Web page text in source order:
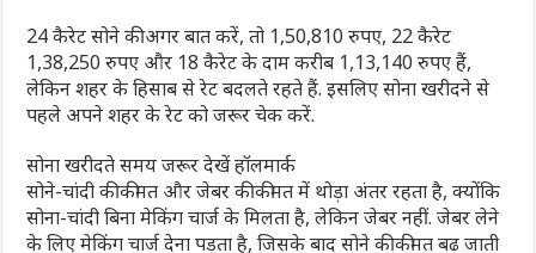
24 कैरेट सोने की अगर बात करें, तो 1,50,810 रुपए, 22 कैरेट
1,38,250 रुपए और 18 कैरेट के दाम करीब 1,13,140 रुपए हैं,
लेकिन शहर के हिसाब से रेट बदलते रहते हैं. इसलिए सोना खरीदने से
पहले अपने शहर के रेट को जरूर चेक करें.
सोना खरीदते समय जरूर देखें हॉलमार्क
सोने-चांदी की कीमत और जेबर की कीमत में थोड़ा अंतर रहता है, क्योंकि
सोना-चांदी बिना मेकिंग चार्ज के मिलता है, लेकिन जेबर नहीं. जेबर लेने
के लिए मेकिंग चार्ज देना पड़ता है, जिसके बाद सोने की कीमत बढ़ जाती